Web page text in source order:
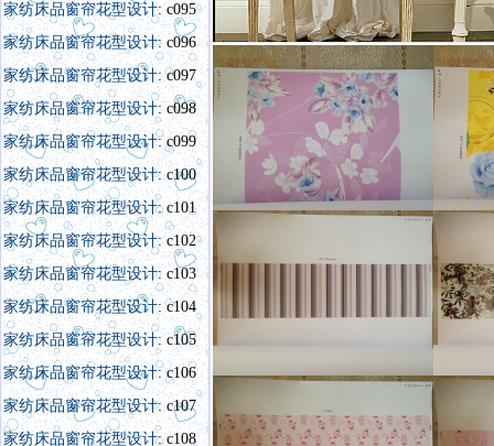
家纺床品窗帘花型设计: c095
家纺床品窗帘花型设计: c096
家纺床品窗帘花型设计: c097
家纺床品窗帘花型设计: c098
家纺床品窗帘花型设计: c099
家纺床品窗帘花型设计: c100
家纺床品窗帘花型设计: c101
家纺床品窗帘花型设计: c102
家纺床品窗帘花型设计: c103
家纺床品窗帘花型设计: c104
家纺床品窗帘花型设计: c105
家纺床品窗帘花型设计: c106
家纺床品窗帘花型设计: c107
家纺床品窗帘花型设计: c108